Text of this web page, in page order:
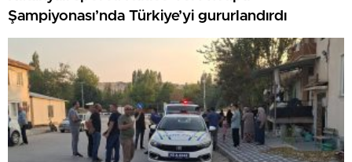
Şampiyonası’nda Türkiye’yi gururlandırdı